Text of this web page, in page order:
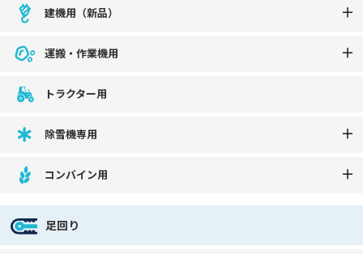
建機用（新品）
運搬・作業機用
トラクター用
除雪機専用
コンバイン用
足回り